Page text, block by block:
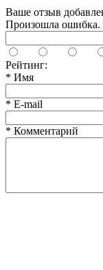
Ваше отзыв
Произошла ошибка.
Рейтинг:
* Имя
* E-mail
* Комментарий